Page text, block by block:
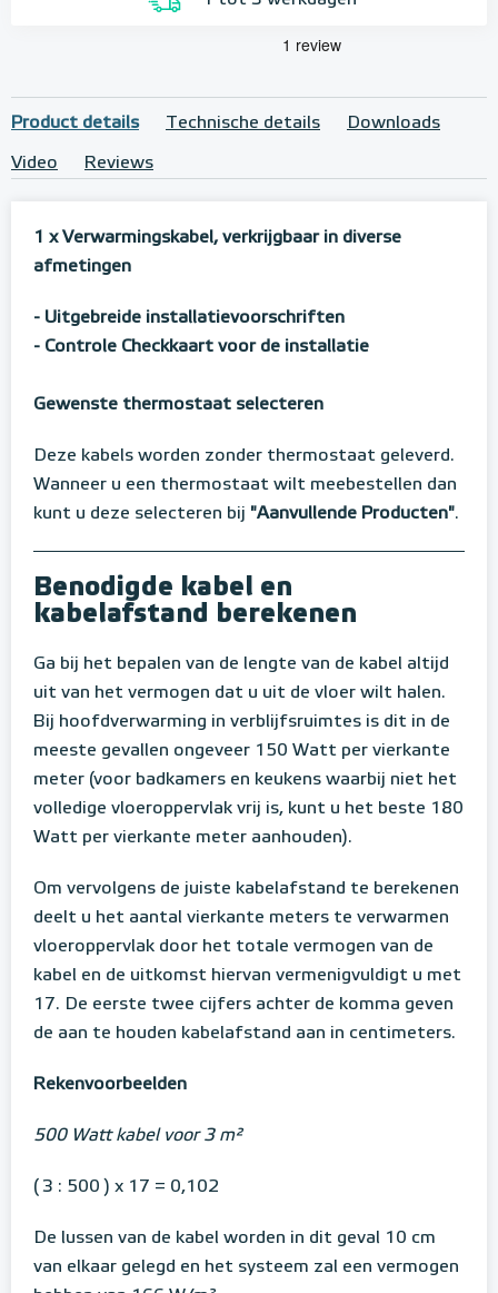
Product details Technische details Downloads
Video Reviews
1 x Verwarmingskabel, verkrijgbaar in diverse
afmetingen
- Uitgebreide installatievoorschriften
- Controle Checkkaart voor de installatie
Gewenste thermostaat selecteren
Deze kabels worden zonder thermostaat geleverd.
Wanneer u een thermostaat wilt meebestellen dan
kunt u deze selecteren bij "Aanvullende Producten".
Benodigde kabel en
kabelafstand berekenen
Ga bij het bepalen van de lengte van de kabel altijd
uit van het vermogen dat u uit de vloer wilt halen.
Bij hoofdverwarming in verblijfsruimtes is dit in de
meeste gevallen ongeveer 150 Watt per vierkante
meter (voor badkamers en keukens waarbij niet het
volledige vloeroppervlak vrij is, kunt u het beste 180
Watt per vierkante meter aanhouden).
Om vervolgens de juiste kabelafstand te berekenen
deelt u het aantal vierkante meters te verwarmen
vloeroppervlak door het totale vermogen van de
kabel en de uitkomst hiervan vermenigvuldigt u met
17. De eerste twee cijfers achter de komma geven
de aan te houden kabelafstand aan in centimeters.
Rekenvoorbeelden
500 Watt kabel voor 3 m²
( 3 : 500 ) x 17 = 0,102
De lussen van de kabel worden in dit geval 10 cm
van elkaar gelegd en het systeem zal een vermogen